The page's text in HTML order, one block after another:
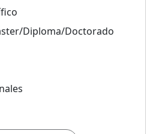
Diploma/Doctorado